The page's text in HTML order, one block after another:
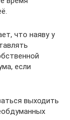
что наяву у
если
выходить